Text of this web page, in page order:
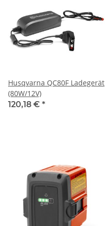
Husqvarna QC80F Ladegerät
(80W/12V)
120,18 € *